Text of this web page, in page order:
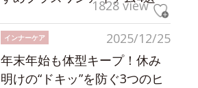
1828 view
2025/12/25
インナーケア
年末年始も体型キープ！休み
明けの“ドキッ”を防ぐ3つのヒ